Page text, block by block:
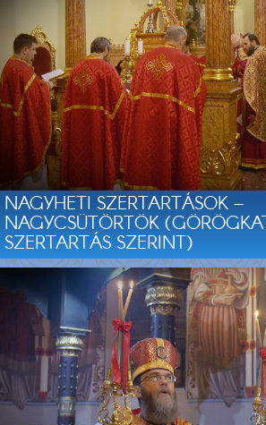
NAGYHETI SZERTARTÁSOK –
NAGYCSÜTÖRTÖK
SZERTARTÁS SZERINT)